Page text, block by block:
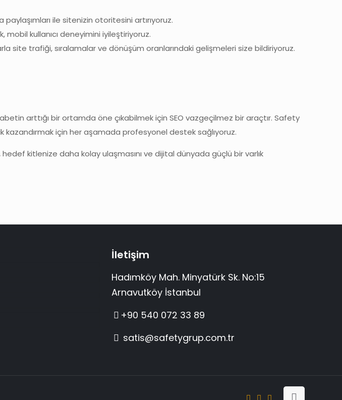
ile sitenizin otoritesini artırıyoruz.
kullanıcı deneyimini iyileştiriyoruz.
site trafiği, sıralamalar ve dönüşüm oranlarındaki gelişmeleri size bildiriyoruz.
arttığı bir ortamda öne çıkabilmek için SEO vazgeçilmez bir araçtır. Safety
için her aşamada profesyonel destek sağlıyoruz.
kitlenize daha kolay ulaşmasını ve dijital dünyada güçlü bir varlık
İletişim
Hadımköy Mah. Minyatürk Sk. No:15
Arnavutköy İstanbul
+90 540 072 33 89
satis@safetygrup.com.tr